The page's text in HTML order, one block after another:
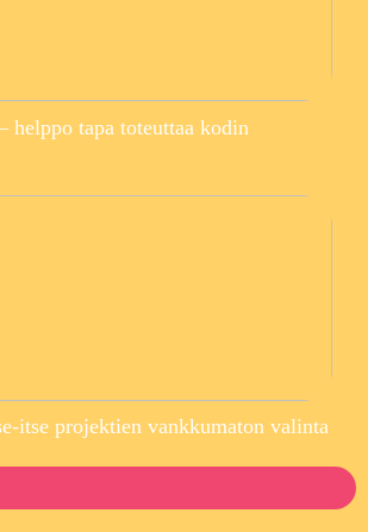
helppo tapa toteuttaa kodin
itse projektien vankkumaton valinta